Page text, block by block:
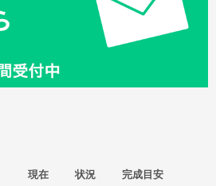
現在 状況
完成目安